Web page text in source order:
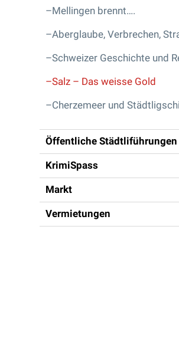
Mellingen brennt….
Aberglaube, Verbrechen,
Schweizer Geschichte und
Salz – Das weisse Gold
Cherzemeer und
Öffentliche Städtliführungen
KrimiSpass
Markt
Vermietungen